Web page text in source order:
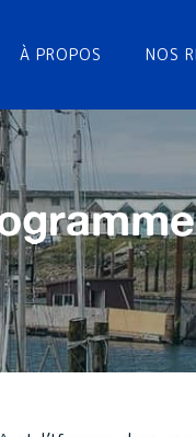
À PROPOS NOS